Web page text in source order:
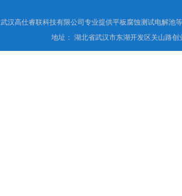
武汉高仕睿联科技有限公司专业提供平板腐蚀测试电解池
地址： 湖北省武汉市东湖开发区关山路